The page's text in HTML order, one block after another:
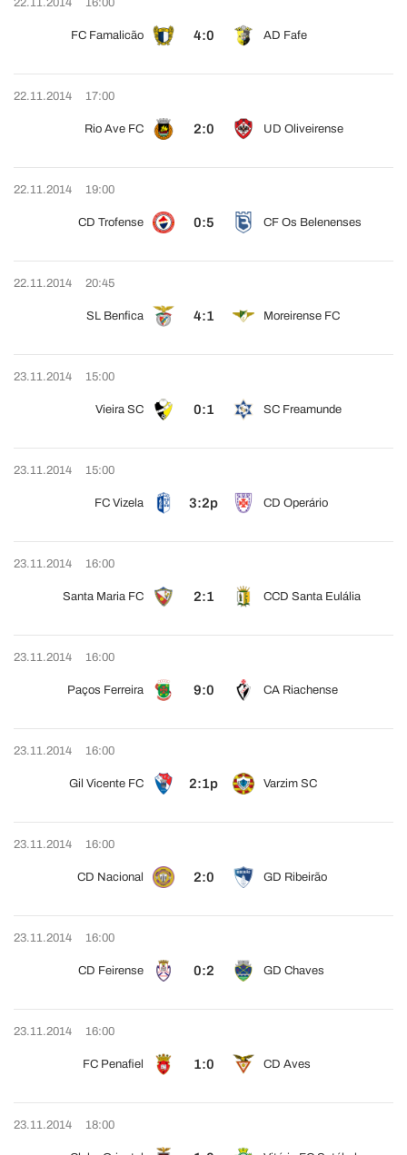
22.11.2014 16:00
FC Famalicão 4:0 AD Fafe
22.11.2014 17:00
Rio Ave FC 2:0 UD Oliveirense
22.11.2014 19:00
CD Trofense 0:5 CF Os Belenenses
22.11.2014 20:45
SL Benfica 4:1 Moreirense FC
23.11.2014 15:00
Vieira SC 0:1 SC Freamunde
23.11.2014 15:00
FC Vizela 3:2p CD Operário
23.11.2014 16:00
Santa Maria FC 2:1 CCD Santa Eulália
23.11.2014 16:00
Paços Ferreira 9:0 CA Riachense
23.11.2014 16:00
Gil Vicente FC 2:1p Varzim SC
23.11.2014 16:00
CD Nacional 2:0 GD Ribeirão
23.11.2014 16:00
CD Feirense 0:2 GD Chaves
23.11.2014 16:00
FC Penafiel 1:0 CD Aves
23.11.2014 18:00